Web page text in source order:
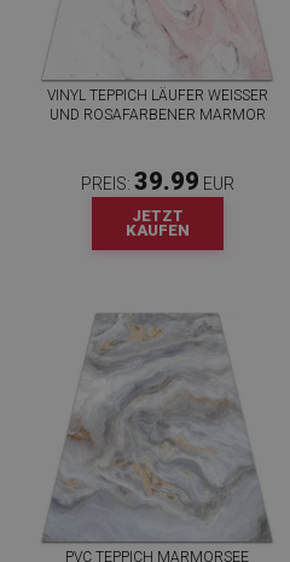
VINYL TEPPICH LÄUFER WEISSER U
ND ROSAFARBENER MARMOR
PREIS: 39.99 EUR
JETZT
KAUFEN
PVC TEPPICH MARMORSEE